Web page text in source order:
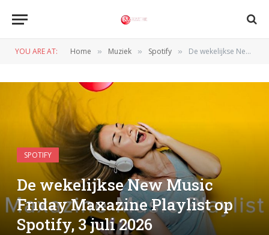
YOU ARE AT: Home » Muziek » Spotify » De wekelijkse New Music Friday Maxazine Playlist op Spotify, 3 juli 2026
SPOTIFY
De wekelijkse New Music
Friday Maxazine Playlist op
Spotify, 3 juli 2026